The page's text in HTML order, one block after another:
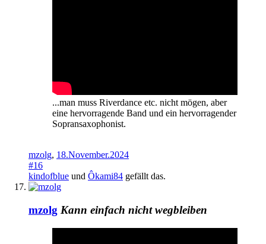
...man muss Riverdance etc. nicht mögen, aber
eine hervorragende Band und ein hervorragender
Sopransaxophonist.
mzolg, 18.November.2024
#16
kindofblue und Ôkami84 gefällt das.
mzolg Kann einfach nicht wegbleiben